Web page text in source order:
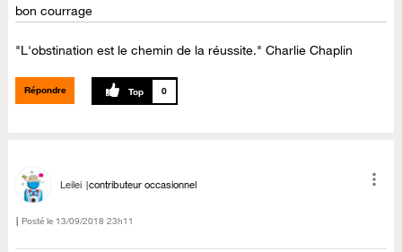
bon courrage
"L'obstination est le chemin de la réussite." Charlie Chaplin
Répondre 0
Leilei contributeur occasionnel
Posté le ‎13/09/2018 23h11